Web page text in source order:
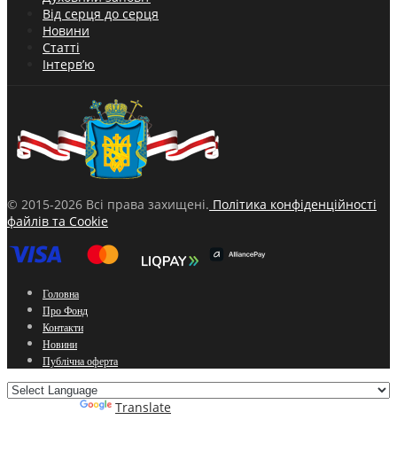
Від серця до серця
Новини
Статті
Інтерв’ю
© 2015-2026 Всі права захищені. Політика конфіденційності
файлів та Cookie
Головна
Про Фонд
Контакти
Новини
Публічна оферта
Translate